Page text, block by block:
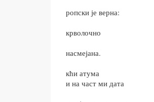
ропски је верна:
крволочно
насмејана.
кћи атума
и на част ми дата